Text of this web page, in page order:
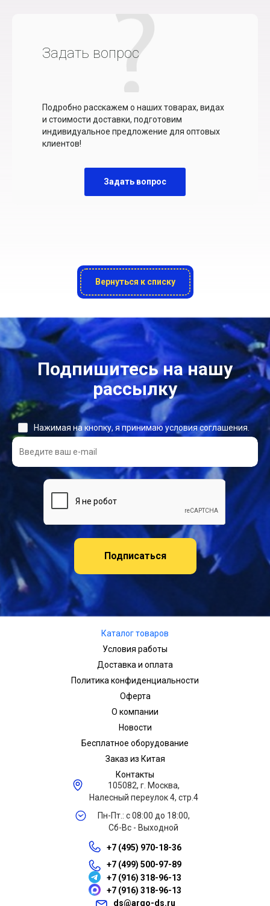
Задать вопрос
Подробно расскажем о наших товарах, видах
и стоимости доставки, подготовим
индивидуальное предложение для оптовых
клиентов!
Задать вопрос
Вернуться к списку
Подпишитесь на нашу
рассылку
Подписаться
Нажимая на кнопку, я принимаю условия соглашения.
Каталог товаров
Условия работы
Доставка и оплата
Политика конфиденциальности
Оферта
О компании
Новости
Бесплатное оборудование
Заказ из Китая
Контакты
105082, г. Москва,
Налесный переулок 4, стр.4
Пн-Пт.: с 08:00 до 18:00,
Сб-Вс - Выходной
+7 (495) 970-18-36
+7 (499) 500-97-89
+7 (916) 318-96-13
+7 (916) 318-96-13
ds@argo-ds.ru